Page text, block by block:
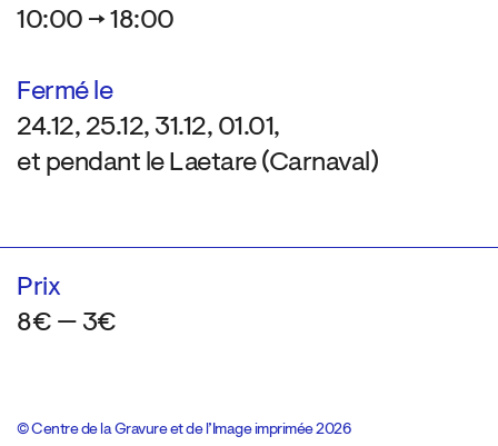
10:00 → 18:00
Fermé le
24.12, 25.12, 31.12, 01.01,
et pendant le Laetare (Carnaval)
Prix
8€ — 3€
© Centre de la Gravure et de l’Image imprimée 2026